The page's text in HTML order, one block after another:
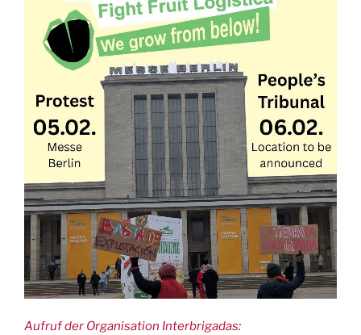
Aufruf der Organisation Interbrigadas: